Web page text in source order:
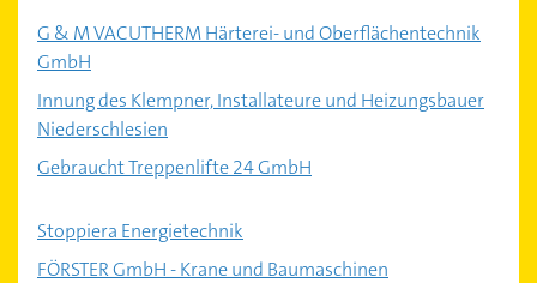
G & M VACUTHERM Härterei- und Oberflächentechnik
GmbH
Innung des Klempner, Installateure und Heizungsbauer
Niederschlesien
Gebraucht Treppenlifte 24 GmbH
Stoppiera Energietechnik
FÖRSTER GmbH - Krane und Baumaschinen